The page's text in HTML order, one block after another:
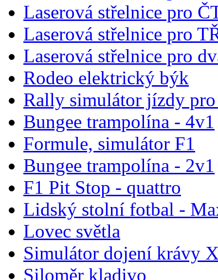
Laserová střelnice pro
Laserová střelnice pro
Laserová střelnice pro
Rodeo elektrický býk
Rally simulátor jízdy
Bungee trampolína - 4v1
Formule, simulátor F1
Bungee trampolína - 2v1
F1 Pit Stop - quattro
Lidský stolní fotbal -
Lovec světla
Simulátor dojení krávy
Siloměr kladivo